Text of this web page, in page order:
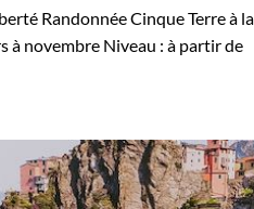
et de la randonnée. Les
médiévaux (Vernazza,
et Manarola) serpentent à
les paysages sculptés par les
les fleurs sauvages et
de la couleur à la région. Les
de baignades dans les eaux
Randonnée Cinque Terre à la
à novembre Niveau : à partir de